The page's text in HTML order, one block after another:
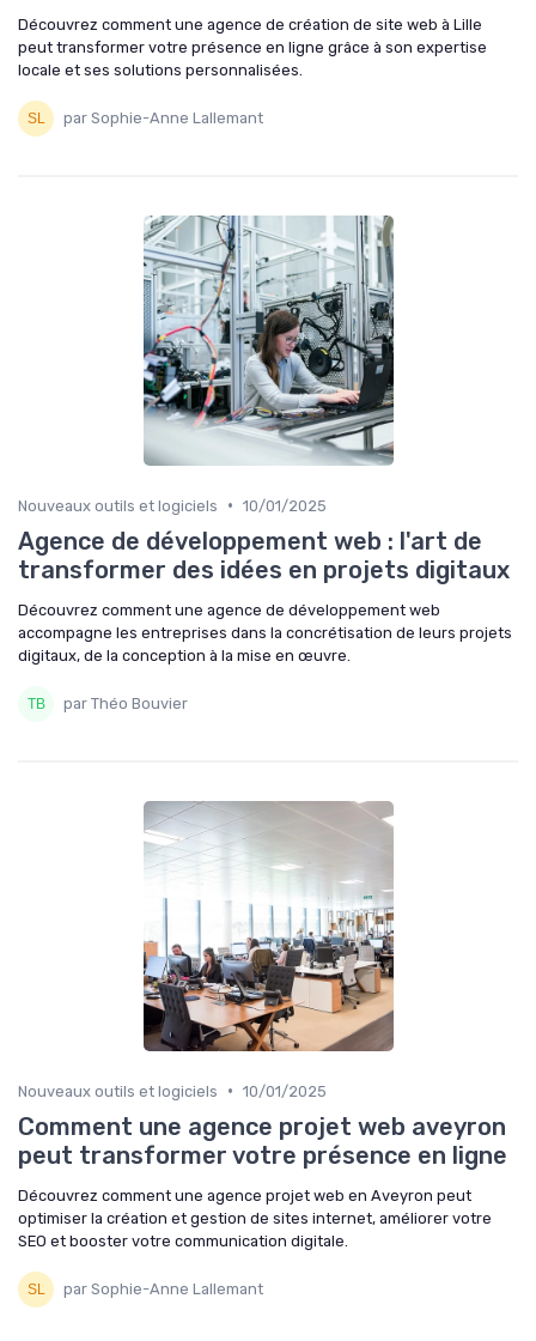
Découvrez comment une agence de création de site web à Lille
peut transformer votre présence en ligne grâce à son expertise
locale et ses solutions personnalisées.
par Sophie-Anne Lallemant
Nouveaux outils et logiciels • 10/01/2025
Agence de développement web : l'art de
transformer des idées en projets digitaux
Découvrez comment une agence de développement web
accompagne les entreprises dans la concrétisation de leurs projets
digitaux, de la conception à la mise en œuvre.
par Théo Bouvier
Nouveaux outils et logiciels • 10/01/2025
Comment une agence projet web aveyron
peut transformer votre présence en ligne
Découvrez comment une agence projet web en Aveyron peut
optimiser la création et gestion de sites internet, améliorer votre
SEO et booster votre communication digitale.
par Sophie-Anne Lallemant